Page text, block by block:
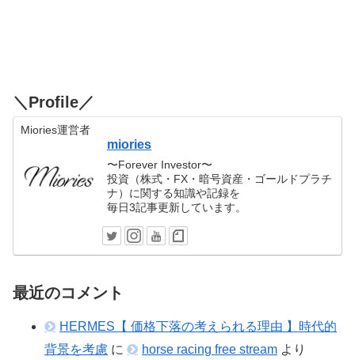
＼Profile／
Miories運営者
miories
〜Forever Investor〜
投資（株式・FX・暗号資産・ゴールドプラチ
ナ）に関する知識や記録を
毎日3記事更新しています。
最近のコメント
HERMES【 価格下落の考えられる理由 】時代的
背景を考慮 に horse racing free stream より